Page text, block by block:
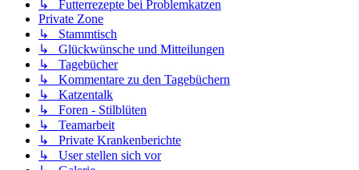
↳ Futterrezepte bei Problemkatzen
Private Zone
↳ Stammtisch
↳ Glückwünsche und Mitteilungen
↳ Tagebücher
↳ Kommentare zu den Tagebüchern
↳ Katzentalk
↳ Foren - Stilblüten
↳ Teamarbeit
↳ Private Krankenberichte
↳ User stellen sich vor